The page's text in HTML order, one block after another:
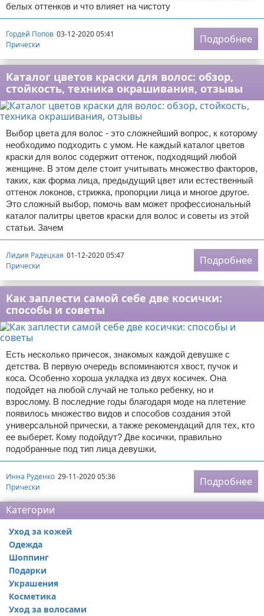
белых оттенков и что влияет на чистоту
Гордей Попов 03-12-2020 05:41
Прически
Подробнее
Каталог цветов краски для волос: обзор,
стойкость, техника окрашивания, отзывы
Выбор цвета для волос - это сложнейший вопрос, к которому
необходимо подходить с умом. Не каждый каталог цветов
краски для волос содержит оттенок, подходящий любой
женщине. В этом деле стоит учитывать множество факторов,
таких, как форма лица, предыдущий цвет или естественный
оттенок локонов, стрижка, пропорции лица и многое другое.
Это сложный выбор, помочь вам может профессиональный
каталог палитры цветов краски для волос и советы из этой
статьи. Зачем
Лидия Радецкая 01-12-2020 05:47
Прически
Подробнее
Как заплести самой себе две косички:
способы и советы
Есть несколько причесок, знакомых каждой девушке с
детства. В первую очередь вспоминаются хвост, пучок и
коса. Особенно хороша укладка из двух косичек. Она
подойдет на любой случай не только ребенку, но и
взрослому. В последние годы благодаря моде на плетение
появилось множество видов и способов создания этой
универсальной прически, а также рекомендаций для тех, кто
ее выберет. Кому подойдут? Две косички, правильно
подобранные под тип лица девушки,
Инна Руденко 29-11-2020 05:36
Прически
Подробнее
Категории
Уход за кожей
Одежда
Шоппинг
Подарки
Украшения
Косметика
Уход за волосами